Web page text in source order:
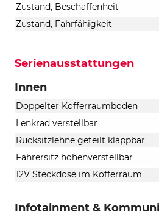
Zustand, Beschaffenheit
Zustand, Fahrfähigkeit
Serienausstattungen
Innen
Doppelter Kofferraumboden
Lenkrad verstellbar
Rücksitzlehne geteilt klappbar
Fahrersitz höhenverstellbar
12V Steckdose im Kofferraum
Infotainment &